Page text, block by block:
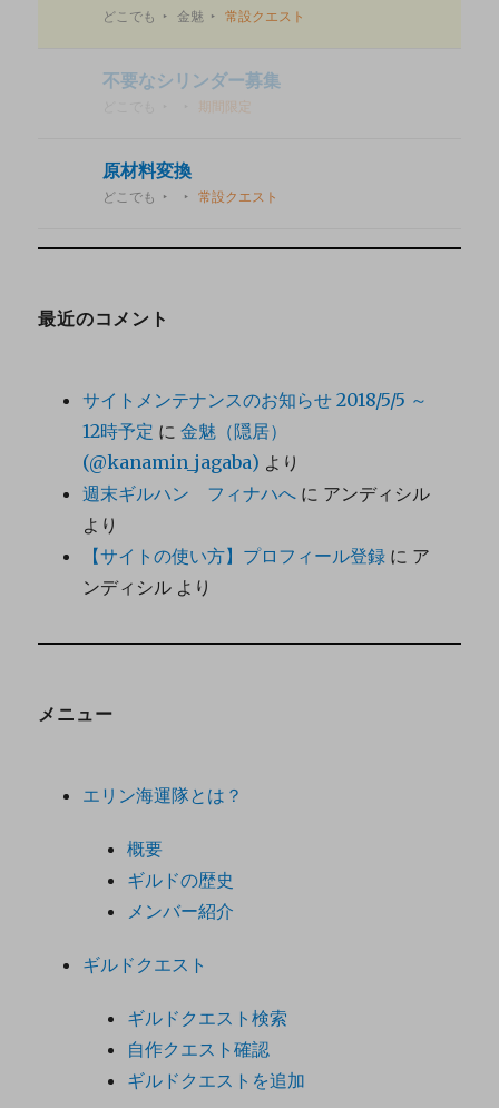
どこでも 金魅 常設クエスト
不要なシリンダー募集
期間限定
原材料変換
どこでも 常設クエスト
最近のコメント
サイトメンテナンスのお知らせ 2018/5/5 ～
12時予定 に金魅（隠居）
(@kanamin_jagaba) より
週末ギルハン フィナハへ に アンディシル
より
【サイトの使い方】プロフィール登録 に ア
ンディシル より
メニュー
エリン海運隊とは？
概要
ギルドの歴史
メンバー紹介
ギルドクエスト
ギルドクエスト検索
自作クエスト確認
ギルドクエストを追加